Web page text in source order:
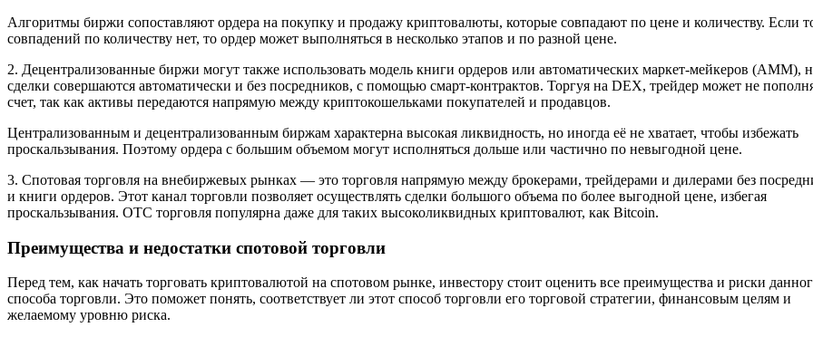
Алгоритмы биржи сопоставляют ордера на покупку и продажу криптовалюты, которые совпадают по цене и количеству. Если
совпадений по количеству нет, то ордер может выполняться в несколько этапов и по разной цене.
2. Децентрализованные биржи могут также использовать модель книги ордеров или автоматических маркет-мейкеров (АММ),
сделки совершаются автоматически и без посредников, с помощью смарт-контрактов. Торгуя на DEX, трейдер может не
счет, так как активы передаются напрямую между криптокошельками покупателей и продавцов.
Централизованным и децентрализованным биржам характерна высокая ликвидность, но иногда её не хватает, чтобы избежать
проскальзывания. Поэтому ордера с большим объемом могут исполняться дольше или частично по невыгодной цене.
3. Спотовая торговля на внебиржевых рынках — это торговля напрямую между брокерами, трейдерами и дилерами без
и книги ордеров. Этот канал торговли позволяет осуществлять сделки большого объема по более выгодной цене, избегая
проскальзывания. OTC торговля популярна даже для таких высоколиквидных криптовалют, как Bitcoin.
Преимущества и недостатки спотовой торговли
Перед тем, как начать торговать криптовалютой на спотовом рынке, инвестору стоит оценить все преимущества и риски
способа торговли. Это поможет понять, соответствует ли этот способ торговли его торговой стратегии, финансовым целям и
желаемому уровню риска.